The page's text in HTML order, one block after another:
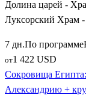
Долина царей -
Луксорский Храм
7 дн.По программе
от1 422 USD
Сокровища
Александрию +